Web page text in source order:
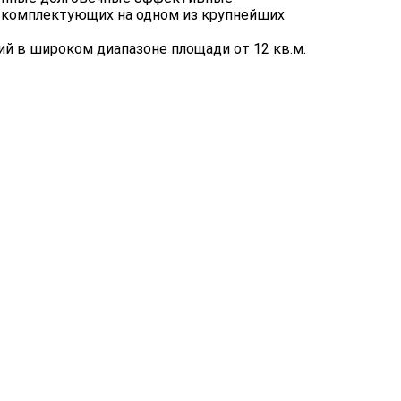
на одном из крупнейших
в широком диапазоне площади от 12 кв.м.